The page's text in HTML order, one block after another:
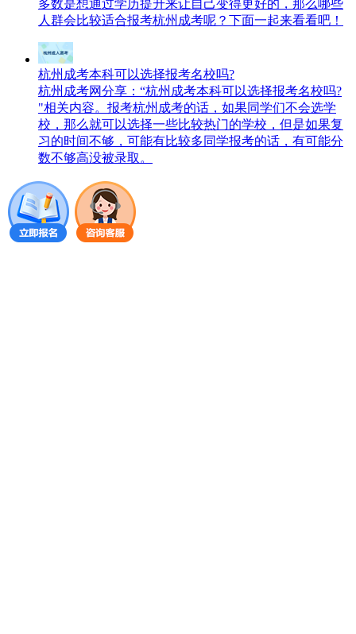
多数是想通过学历提升来让自己变得更好的，那么哪些
人群会比较适合报考杭州成考呢？下面一起来看看吧！
杭州成考本科可以选择报考名校吗?
杭州成考网分享：“杭州成考本科可以选择报考名校吗?
"相关内容。报考杭州成考的话，如果同学们不会选学
校，那么就可以选择一些比较热门的学校，但是如果复
习的时间不够，可能有比较多同学报考的话，有可能分
数不够高没被录取。